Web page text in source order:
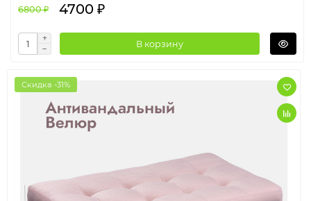
6800 ₽ 4700 ₽
В корзину
Скидка -31%